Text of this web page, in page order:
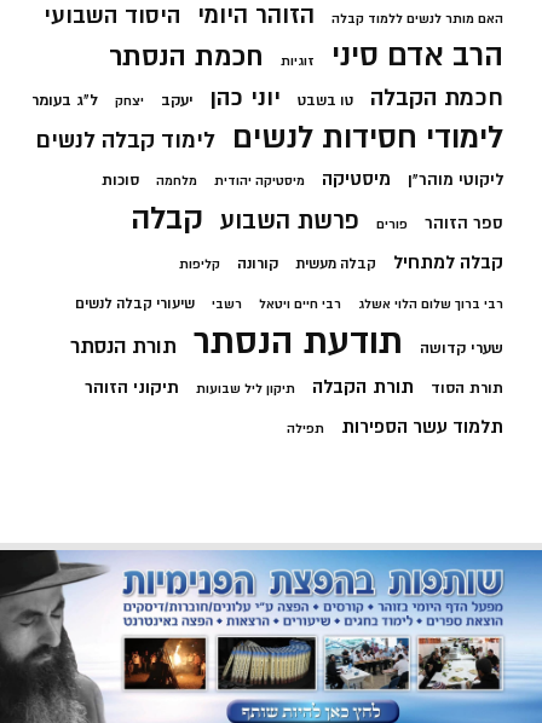
האם מותר לנשים ללמוד קבלה הזוהר היומי היסוד השבועי
הרב אדם סיני זוגיות חכמת הנסתר
חכמת הקבלה טו בשבט יוני כהן יעקב יצחק ל"ג בעומר
לימודי חסידות לנשים לימוד קבלה לנשים
ליקוטי מוהר"ן מיסטיקה מיסטיקה יהודית מלחמה סוכות
ספר הזוהר פורים פרשת השבוע קבלה
קבלה למתחיל קבלה מעשית קורונה קליפות
רבי ברוך שלום הלוי אשלג רבי חיים ויטאל רשבי שיעורי קבלה לנשים
שערי קדושה תודעת הנסתר תורת הנסתר
תורת הסוד תורת הקבלה תיקון ליל שבועות תיקוני הזוהר
תלמוד עשר הספירות תפילה